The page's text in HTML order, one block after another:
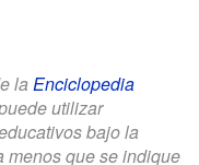
la Enciclopedia
utilizar
bajo la
menos que se indique